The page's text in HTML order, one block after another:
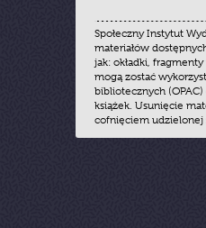
Społeczny Instytut
materiałów
jak: okładki,
mogą zostać
bibliotecznych
książek. Usunięcie
cofnięciem udzielonej